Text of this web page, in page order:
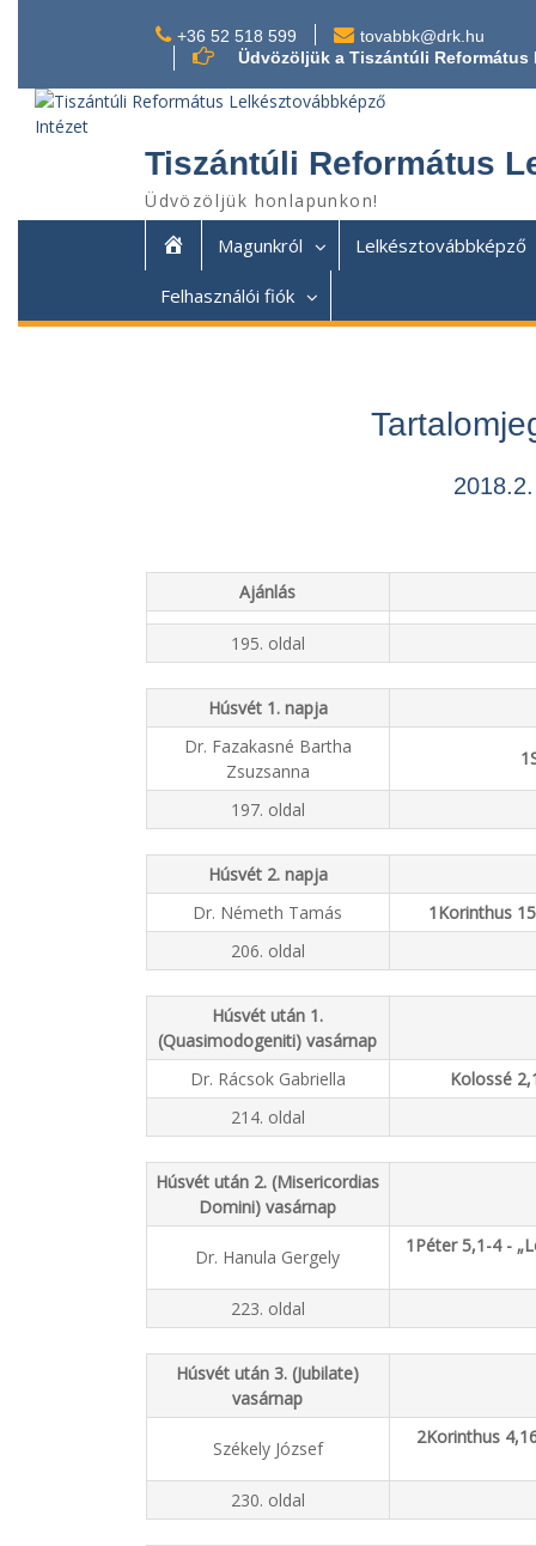
+36 52 518 599
tovabbk@drk.hu
Üdvözöljük a Tiszántúli
Tiszántúli Református
Üdvözöljük honlapunkon!
Magunkról Lelkésztovábbképző
Felhasználói fiók
2018.2.
Ajánlás
195. oldal
Húsvét 1. napja
Dr. Fazakasné Bartha
Zsuzsanna
197. oldal
Húsvét 2. napja
Dr. Németh Tamás
1Korinthus
206. oldal
Húsvét után 1.
(Quasimodogeniti) vasárnap
Dr. Rácsok Gabriella
Kolossé
214. oldal
Húsvét után 2. (Misericordias
Domini) vasárnap
Dr. Hanula Gergely
1Péter 5,1-4 -
223. oldal
Húsvét után 3. (Jubilate)
vasárnap
Székely József
2Korinthus
230. oldal